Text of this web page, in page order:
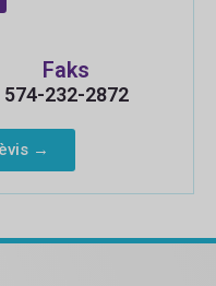
Faks
574-232-2872
→